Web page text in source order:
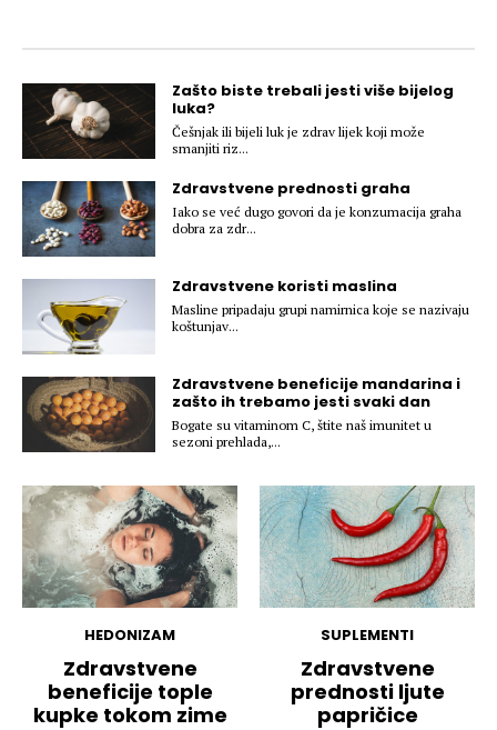
Ishrana
Zdravlje
Hedonizam
Njega nje
Njega njega
Tehnologija
KALORIJE
Zašto biste trebali jesti više bijelog
luka?
Češnjak ili bijeli luk je zdrav lijek koji može
smanjiti riz...
Zdravstvene prednosti graha
Iako se već dugo govori da je konzumacija graha
dobra za zdr...
Zdravstvene koristi maslina
Masline pripadaju grupi namirnica koje se nazivaju
koštunjav...
Zdravstvene beneficije mandarina i
zašto ih trebamo jesti svaki dan
Bogate su vitaminom C, štite naš imunitet u
sezoni prehlada,...
HEDONIZAM
Zdravstvene
beneficije tople
kupke tokom zime
SUPLEMENTI
Zdravstvene
prednosti ljute
papričice